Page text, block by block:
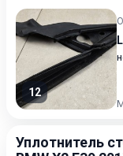
12
Уплотнитель